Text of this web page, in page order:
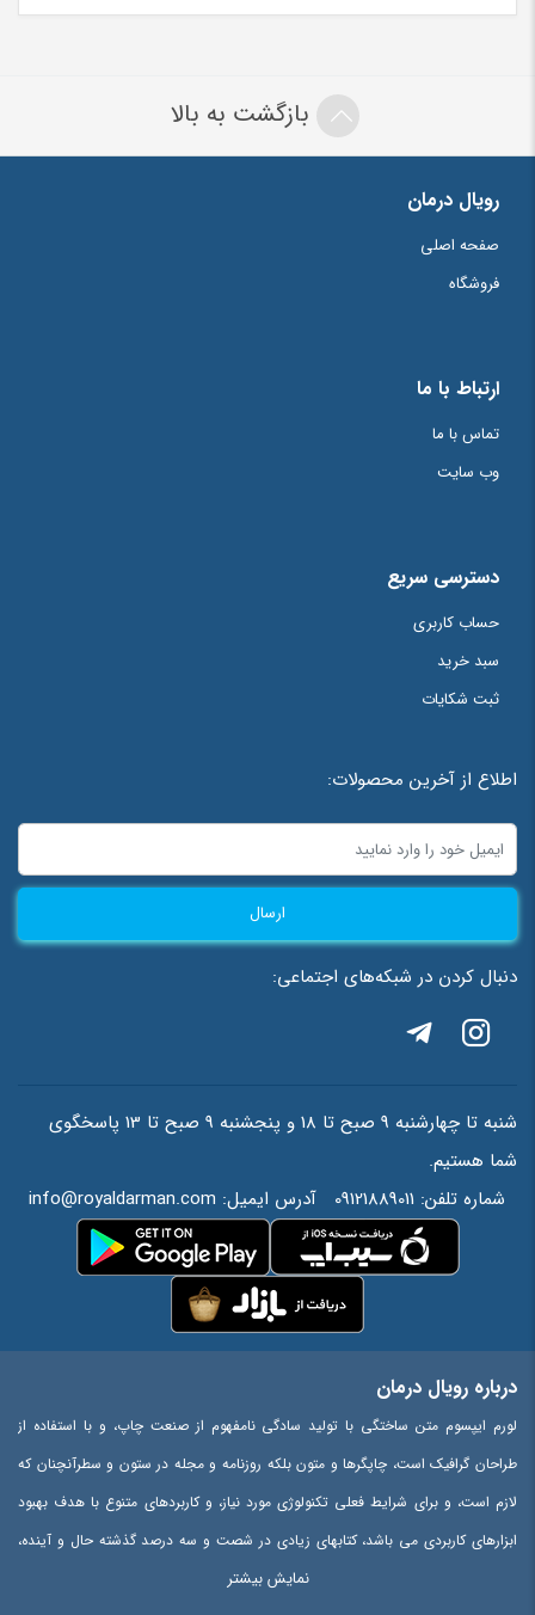
بازگشت به بالا
رویال درمان
صفحه اصلی
فروشگاه
ارتباط با ما
تماس با ما
وب سایت
دسترسی سریع
حساب کاربری
سبد خرید
ثبت شکایات
اطلاع از آخرین محصولات:
ارسال
دنبال کردن در شبکه‌های اجتماعی:
شنبه تا چهارشنبه 9 صبح تا 18 و پنجشنبه 9 صبح تا 13 پاسخگوی
شما هستیم.
شماره تلفن: 09121889011 آدرس ایمیل: info@royaldarman.com
درباره رویال درمان
لورم ایپسوم متن ساختگی با تولید سادگی نامفهوم از صنعت چاپ، و با استفاده از
طراحان گرافیک است، چاپگرها و متون بلکه روزنامه و مجله در ستون و سطرآنچنان که
لازم است، و برای شرایط فعلی تکنولوژی مورد نیاز، و کاربردهای متنوع با هدف بهبود
ابزارهای کاربردی می باشد، کتابهای زیادی در شصت و سه درصد گذشته حال و آینده،
شناخت فراوان جامعه و متخصصان را می طلبد، تا با نرم افزارها شناخت بیشتری را
نمایش بیشتر